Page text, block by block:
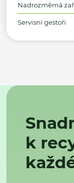
Nadrozměrná
Servisní gestoři
k